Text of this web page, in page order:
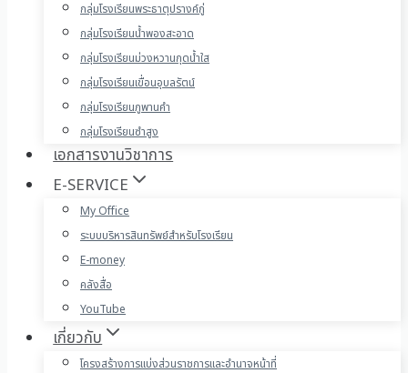
กลุ่มโรงเรียนพระธาตุปรางค์กู่
กลุ่มโรงเรียนน้ำพองสะอาด
กลุ่มโรงเรียนม่วงหวานกุดน้ำใส
กลุ่มโรงเรียนเขื่อนอุบลรัตน์
กลุ่มโรงเรียนภูพานคำ
กลุ่มโรงเรียนซำสูง
เอกสารงานวิชาการ
E-SERVICE
My Office
ระบบบริหารสินทรัพย์สำหรับโรงเรียน
E-money
คลังสื่อ
YouTube
เกี่ยวกับ
โครงสร้างการแบ่งส่วนราชการและอำนาจหน้าที่